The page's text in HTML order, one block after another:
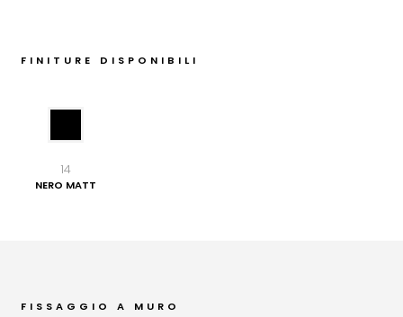
FINITURE DISPONIBILI
14
NERO MATT
FISSAGGIO A MURO